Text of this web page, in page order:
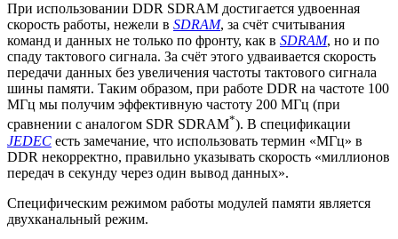
При использовании DDR SDRAM достигается удвоенная
скорость работы, нежели в SDRAM, за счёт считывания
команд и данных не только по фронту, как в SDRAM, но и по
спаду тактового сигнала. За счёт этого удваивается скорость
передачи данных без увеличения частоты тактового сигнала
шины памяти. Таким образом, при работе DDR на частоте 100
МГц мы получим эффективную частоту 200 МГц (при
сравнении с аналогом SDR SDRAM*). В спецификации
JEDEC есть замечание, что использовать термин «МГц» в
DDR некорректно, правильно указывать скорость «миллионов
передач в секунду через один вывод данных».
Специфическим режимом работы модулей памяти является
двухканальный режим.